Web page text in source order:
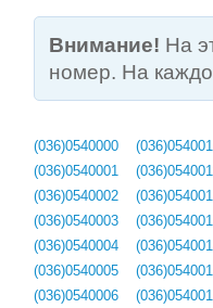
Внимание! На
номер. На
(036)0540000
(036)0540001
(036)0540002
(036)0540003
(036)0540004
(036)0540005
(036)0540006